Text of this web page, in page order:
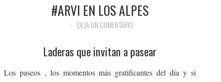
RUTAS POR EUROPA
#ARVI EN LOS ALPES
DEJA UN COMENTARIO
Laderas que invitan a pasear
Los paseos , los momentos más gratificantes del día y si